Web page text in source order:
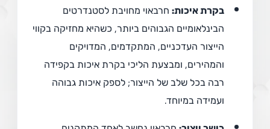
בקרת איכות:חרבאוי מחויבת לסטנדרטים
הבינלאומיים הגבוהים ביותר, כשהיא מחזיקה בקווי
הייצור העדכניים, המתקדמים, המדויקים
והמהירים, ומבצעת הליכי בקרת איכות בקפידה
רבה בכל שלב של הייצור; לספק איכות גבוהה
ועמידה במיוחד.